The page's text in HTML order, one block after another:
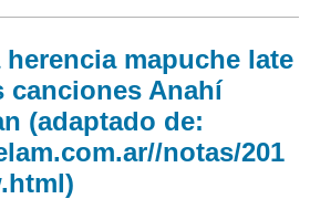
mapuche late
canciones Anahí
(adaptado de:
notas/201
)